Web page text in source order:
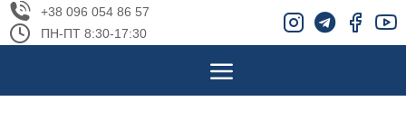
+38 096 054 86 57
ПН-ПТ 8:30-17:30